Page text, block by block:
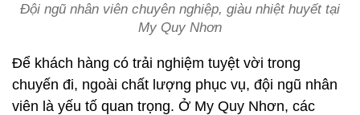
Đội ngũ nhân viên chuyên nghiệp, giàu nhiệt huyết tại
My Quy Nhơn
Để khách hàng có trải nghiệm tuyệt vời trong
chuyến đi, ngoài chất lượng phục vụ, đội ngũ nhân
viên là yếu tố quan trọng. Ở My Quy Nhơn, các